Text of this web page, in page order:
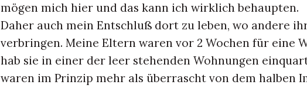
mögen mich hier und das kann ich wirklich behaupten.
Daher auch mein Entschluß dort zu leben, wo andere
verbringen. Meine Eltern waren vor 2 Wochen für eine
hab sie in einer der leer stehenden Wohnungen
waren im Prinzip mehr als überrascht von dem halben